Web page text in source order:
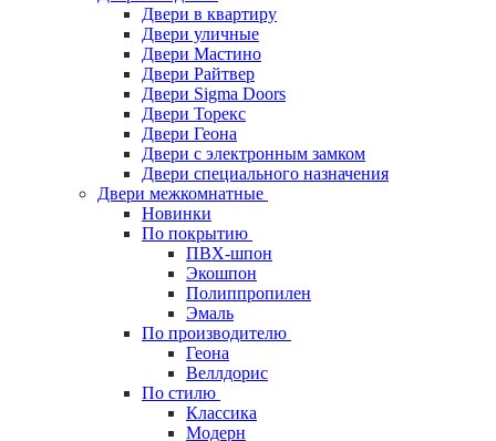
Двери в квартиру
Двери уличные
Двери Мастино
Двери Райтвер
Двери Sigma Doors
Двери Торекс
Двери Геона
Двери с электронным замком
Двери специального назначения
Двери межкомнатные
Новинки
По покрытию
ПВХ-шпон
Экошпон
Полиппропилен
Эмаль
По производителю
Геона
Веллдорис
По стилю
Классика
Модерн